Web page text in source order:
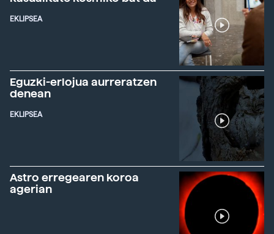
EKLIPSEA
Eguzki-erlojua aurreratzen
denean
EKLIPSEA
Astro erregearen koroa
agerian